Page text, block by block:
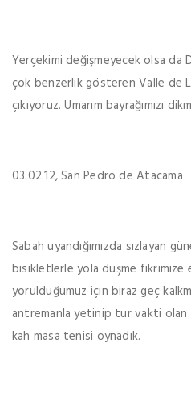
Yerçekimi değişmeyecek olsa da
çok benzerlik gösteren Valle de
çıkıyoruz. Umarım bayrağımızı
03.02.12, San Pedro de Atacama
Sabah uyandığımızda sızlayan
bisikletlerle yola düşme fikrimize
yorulduğumuz için biraz geç
antremanla yetinip tur vakti olan
kah masa tenisi oynadık.